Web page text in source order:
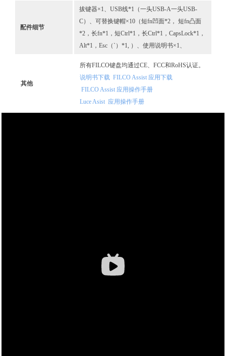
配件细节
拔键器×1、USB线*1（一头USB-A一头USB-
C）、可替换键帽×10（短fn凹面*2， 短fn凸面
*2，长fn*1，短Ctrl*1，长Ctrl*1，CapsLock*1，
Alt*1，Esc（`）*1, ）、使用说明书×1、
其他
所有FILCO键盘均通过CE、FCC和RoHS认证。
说明书下载 FILCO Assist 应用下载
FILCO Assist 应用操作手册
Luce Asist 应用操作手册